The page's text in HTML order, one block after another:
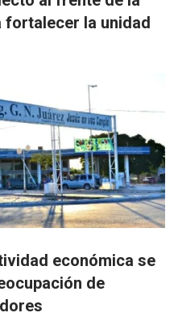
fortalecer la unidad
económica se
de